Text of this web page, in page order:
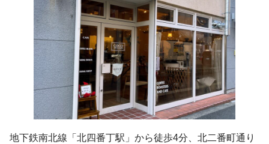
地下鉄南北線「北四番丁駅」から徒歩4分、北二番町通り